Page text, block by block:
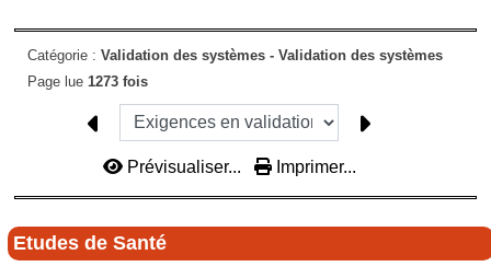
Etudes de Santé
Catégorie : Validation des systèmes - Validation des systèmes
Page lue 1273 fois
Prévisualiser... Imprimer...